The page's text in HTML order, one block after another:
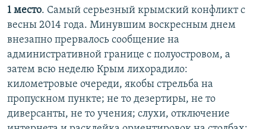
1 место. Самый серьезный крымский конфликт с
весны 2014 года. Минувшим воскресным днем
внезапно прервалось сообщение на
административной границе с полуостровом, а
затем всю неделю Крым лихорадило:
километровые очереди, якобы стрельба на
пропускном пункте; не то дезертиры, не то
диверсанты, не то учения; слухи, отключение